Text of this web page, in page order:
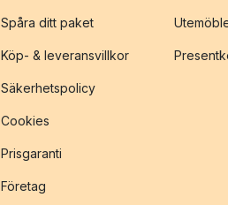
Spåra ditt paket
Köp- & leveransvillkor
Säkerhetspolicy
Cookies
Prisgaranti
Företag